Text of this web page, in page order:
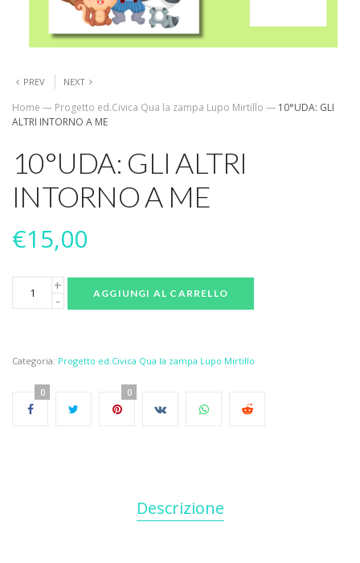
PREV NEXT
Home — Progetto ed.Civica Qua la zampa Lupo Mirtillo — 10°UDA: GLI
ALTRI INTORNO A ME
10°UDA: GLI ALTRI
INTORNO A ME
€15,00
AGGIUNGI AL CARRELLO
Categoria: Progetto ed.Civica Qua la zampa Lupo Mirtillo
0 0
Descrizione